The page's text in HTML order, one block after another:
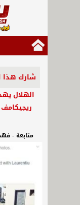
شارك هذا
الهلال
متابعة -